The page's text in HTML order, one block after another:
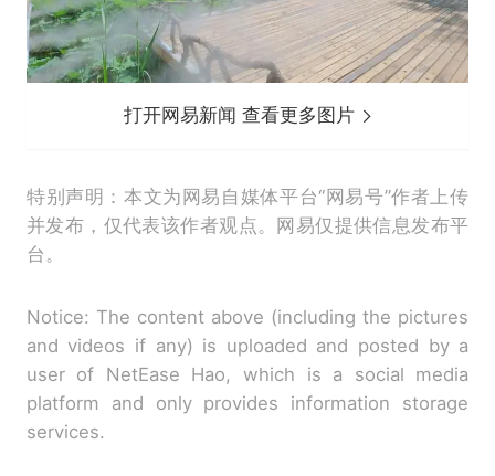
打开网易新闻 查看更多图片
特别声明：本文为网易自媒体平台“网易号”作者上传
并发布，仅代表该作者观点。网易仅提供信息发布平
台。
Notice: The content above (including the pictures
and videos if any) is uploaded and posted by a
user of NetEase Hao, which is a social media
platform and only provides information storage
services.